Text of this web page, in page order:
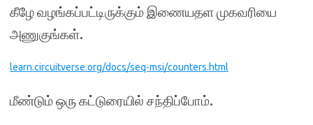
கீழே வழங்கப்பட்டிருக்கும் இணையதள முகவரியை
அணுகுங்கள்.
learn.circuitverse.org/docs/seq-msi/counters.html
மீண்டும் ஒரு கட்டுரையில் சந்திப்போம்.